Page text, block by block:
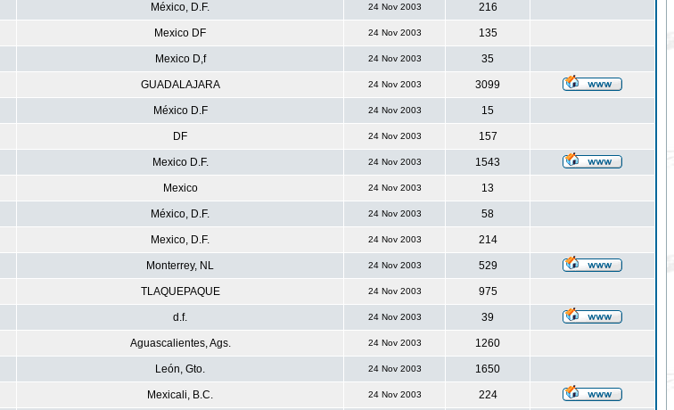
México, D.F. 24 Nov 2003 216
Mexico DF 24 Nov 2003 135
Mexico D,f 24 Nov 2003 35
GUADALAJARA 24 Nov 2003 3099
México D.F 24 Nov 2003 15
DF 24 Nov 2003 157
Mexico D.F. 24 Nov 2003 1543
Mexico 24 Nov 2003 13
México, D.F. 24 Nov 2003 58
Mexico, D.F. 24 Nov 2003 214
Monterrey, NL 24 Nov 2003 529
TLAQUEPAQUE 24 Nov 2003 975
d.f. 24 Nov 2003 39
Aguascalientes, Ags. 24 Nov 2003 1260
León, Gto. 24 Nov 2003 1650
Mexicali, B.C. 24 Nov 2003 224